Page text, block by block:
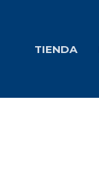
contenido
TIENDA